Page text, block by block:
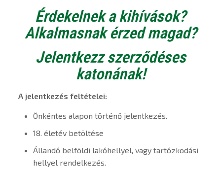
Érdekelnek a kihívások?
Alkalmasnak érzed magad?
Jelentkezz szerződéses
katonának!
A jelentkezés feltételei:
Önkéntes alapon történő jelentkezés.
18. életév betöltése
Állandó belföldi lakóhellyel, vagy tartózkodási
hellyel rendelkezés.